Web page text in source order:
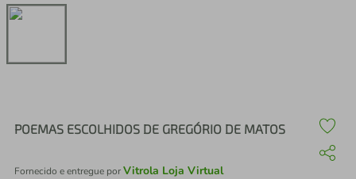
POEMAS ESCOLHIDOS DE GREGÓRIO DE MATOS
Fornecido e entregue porVitrola Loja Virtual